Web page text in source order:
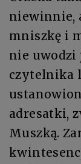
niewinnie,
mniszkę i
nie uwodzi
czytelnika
adresatki,
Muszką.